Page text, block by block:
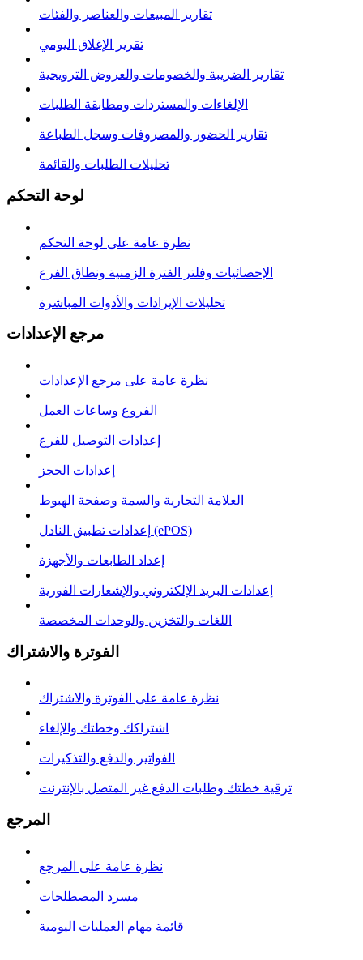
تقارير المبيعات والعناصر والفئات
تقرير الإغلاق اليومي
تقارير الضريبة والخصومات والعروض الترويجية
الإلغاءات والمستردات ومطابقة الطلبات
تقارير الحضور والمصروفات وسجل الطباعة
تحليلات الطلبات والقائمة
لوحة التحكم
نظرة عامة على لوحة التحكم
الإحصائيات وفلتر الفترة الزمنية ونطاق الفرع
تحليلات الإيرادات والأدوات المباشرة
مرجع الإعدادات
نظرة عامة على مرجع الإعدادات
الفروع وساعات العمل
إعدادات التوصيل للفرع
إعدادات الحجز
العلامة التجارية والسمة وصفحة الهبوط
إعدادات تطبيق النادل (ePOS)
إعداد الطابعات والأجهزة
إعدادات البريد الإلكتروني والإشعارات الفورية
اللغات والتخزين والوحدات المخصصة
الفوترة والاشتراك
نظرة عامة على الفوترة والاشتراك
اشتراكك وخطتك والإلغاء
الفواتير والدفع والتذكيرات
ترقية خطتك وطلبات الدفع غير المتصل بالإنترنت
المرجع
نظرة عامة على المرجع
مسرد المصطلحات
قائمة مهام العمليات اليومية